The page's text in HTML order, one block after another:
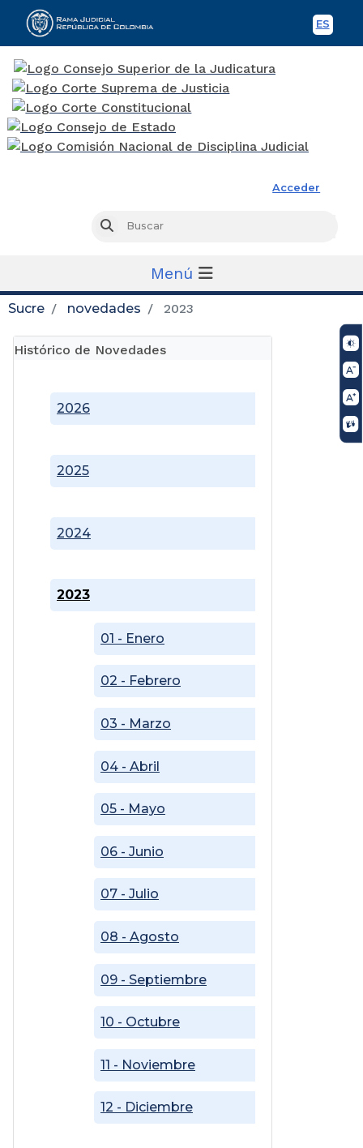
ES
Acceder
Buscar
Menú
Sucre novedades 2023
Histórico de Novedades
2023
01 - Enero
02 - Febrero
03 - Marzo
04 - Abril
05 - Mayo
06 - Junio
07 - Julio
08 - Agosto
09 - Septiembre
10 - Octubre
11 - Noviembre
12 - Diciembre
2024
2025
2026